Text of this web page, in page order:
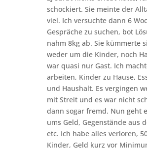
schockiert. Sie meinte der
viel. Ich versuchte dann 6
Gespräche zu suchen, bot
nahm 8kg ab. Sie kümmerte
weder um die Kinder, noch
war quasi nur Gast. Ich
arbeiten, Kinder zu Hause,
und Haushalt. Es vergingen
mit Streit und es war nicht
dann sogar fremd. Nun geht
ums Geld, Gegenstände aus
etc. Ich habe alles verloren,
Kinder, Geld kurz vor